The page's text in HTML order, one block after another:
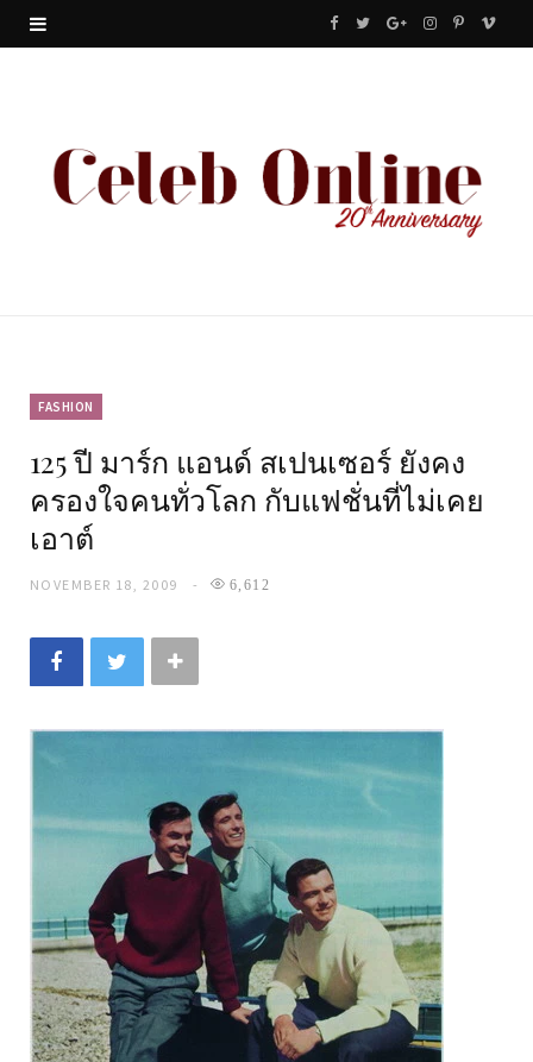
F
e
b
T
t
G
g
l
s
I
t
a
P
t
e
V
FASHION
125 ปี มาร์ก แอนด์ สเปนเซอร์ ยังคง
ครองใจคนทั่วโลก กับแฟชั่นที่ไม่เคย
เอาต์
NOVEMBER 18, 2009 6,612